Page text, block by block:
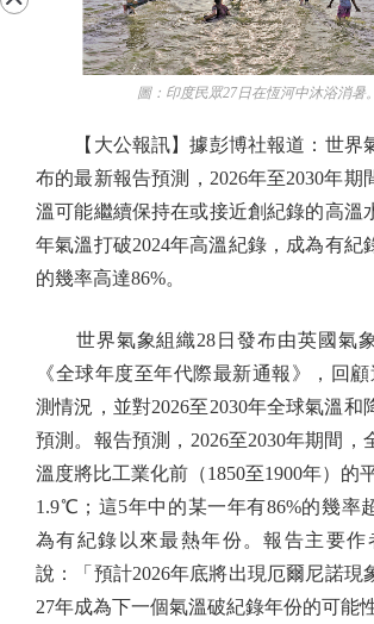
圖：印度民眾27日在恆河中沐浴消暑
【大公報訊】據彭博社報道：世界
布的最新報告預測，2026年至2030年期
溫可能繼續保持在或接近創紀錄的高溫
年氣溫打破2024年高溫紀錄，成為有紀
的幾率高達86%。
世界氣象組織28日發布由英國氣
《全球年度至年代際最新通報》，回
測情況，並對2026至2030年全球氣溫和
預測。報告預測，2026至2030年期間，
溫度將比工業化前（1850至1900年）的
1.9℃；這5年中的某一年有86%的幾率
為有紀錄以來最熱年份。報告主要作
說：「預計2026年底將出現厄爾尼諾現
27年成為下一個氣溫破紀錄年份的可能性